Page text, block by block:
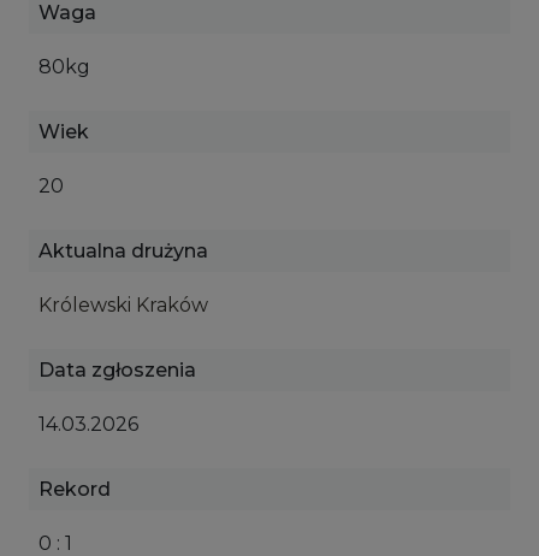
Waga
80kg
Wiek
20
Aktualna drużyna
Królewski Kraków
Data zgłoszenia
14.03.2026
Rekord
0 : 1